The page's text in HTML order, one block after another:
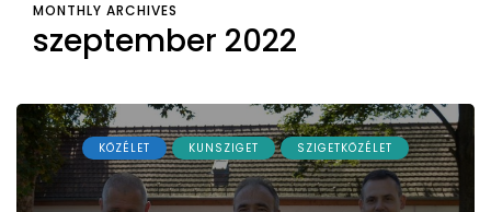
MONTHLY ARCHIVES
szeptember 2022
KÖZÉLET KUNSZIGET SZIGETKÖZÉLET